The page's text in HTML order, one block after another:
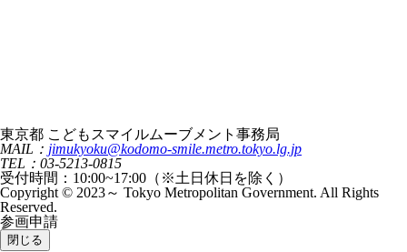
東京都 こどもスマイルムーブメント事務局
MAIL： jimukyoku@kodomo-smile.metro.tokyo.lg.jp
TEL：03-5213-0815
受付時間：10:00~17:00（※土日休日を除く）
Copyright © 2023～ Tokyo Metropolitan Government. All Rights
Reserved.
参画申請
閉じる